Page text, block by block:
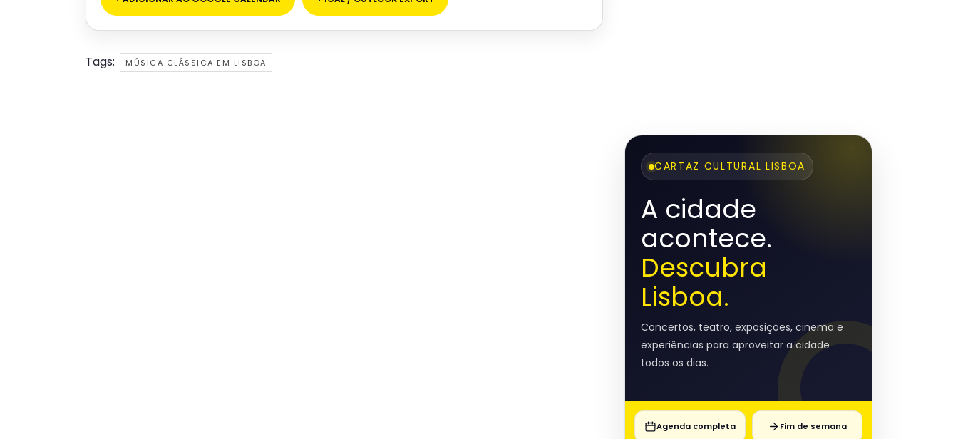
Tags: MÚSICA CLÁSSICA EM LISBOA
CARTAZ CULTURAL LISBOA
A cidade
acontece.
Descubra
Lisboa.
Concertos, teatro, exposições, cinema e
experiências para aproveitar a cidade
todos os dias.
Agenda completa Fim de semana